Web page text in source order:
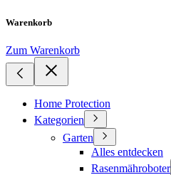
Warenkorb
Zum Warenkorb
Home Protection
Kategorien
Garten
Alles entdecken
Rasenmähroboter